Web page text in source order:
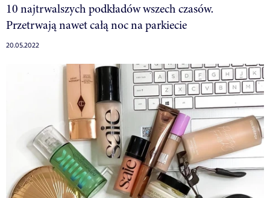
10 najtrwalszych podkładów wszech czasów.
Przetrwają nawet całą noc na parkiecie
20.05.2022